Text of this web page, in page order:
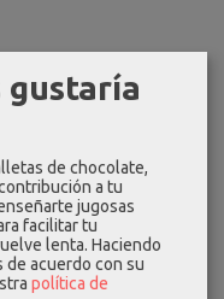
gustaría
de chocolate,
a tu
jugosas
facilitar tu
lenta. Haciendo
de acuerdo con su
política de